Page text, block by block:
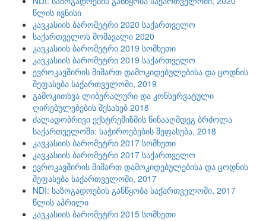
წლის ივნისი
კავკასიის ბარომეტრი 2020 საქართველო
საქართველოს მომავალი 2020
კავკასიის ბარომეტრი 2019 სომხეთი
კავკასიის ბარომეტრი 2019 საქართველო
ევროკავშირის მიმართ დამოკიდებულებისა და ცოდნის
შეფასება საქართველოში, 2019
გამოკითხვა ლიბერალური და კონსერვატული
ღირებულებების შესახებ 2018
ძალადობრივი ექსტრემიზმის წინააღმდეგ ბრძოლა
საქართველოში: საჭიროებების შეფასება, 2018
კავკასიის ბარომეტრი 2017 სომხეთი
კავკასიის ბარომეტრი 2017 საქართველო
ევროკავშირის მიმართ დამოკიდებულებისა და ცოდნის
შეფასება საქართველოში, 2017
NDI: საზოგადოების განწყობა საქართველოში, 2017
წლის აპრილი
კავკასიის ბარომეტრი 2015 სომხეთი